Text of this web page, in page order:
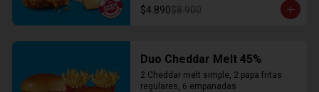
$4.890$8.900
Duo Cheddar Melt 45%
2 Cheddar melt simple, 2 papa fritas
regulares, 6 empanadas